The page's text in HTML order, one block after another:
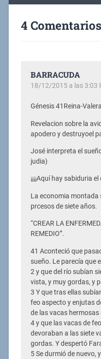
4 Comentarios
BARRACUDA
18/12/2015 a las 3:03
Génesis 41Reina-
Revelacion sobre la
apodero y destruyoel
José interpreta el
judia)
¡¡¡¡Aquí hay sabiduria
La economia montada
prcesos de siete años.
“CREAR LA
REMEDIO”.
41 Aconteció que
sueño. Le parecía que
2 y que del río subían
vista, y muy gordas, y
3 Y que tras ellas
feo aspecto y enjutas
de las vacas hermosas
4 y que las vacas de
devoraban a las siete
gordas. Y despertó
5 Se durmió de nuevo,